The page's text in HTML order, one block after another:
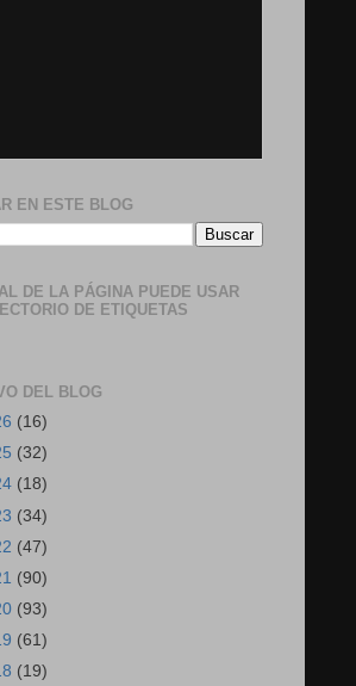
EN ESTE BLOG
DE LA PÁGINA PUEDE USAR
DE ETIQUETAS
DEL BLOG
(16)
(32)
(18)
(34)
(47)
(90)
(93)
(61)
(19)